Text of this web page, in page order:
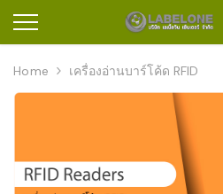
Home เครื่องอ่านบาร์โค้ด RFID